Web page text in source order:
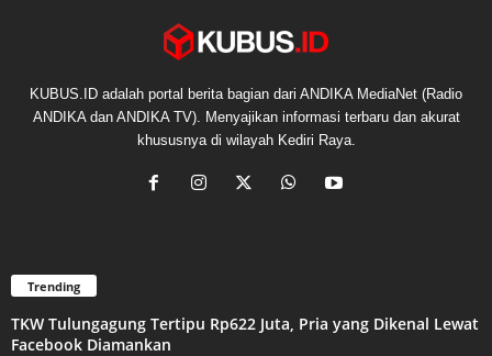
KUBUS.ID adalah portal berita bagian dari ANDIKA MediaNet (Radio
ANDIKA dan ANDIKA TV). Menyajikan informasi terbaru dan akurat
khususnya di wilayah Kediri Raya.
Trending
TKW Tulungagung Tertipu Rp622 Juta, Pria yang Dikenal Lewat
Facebook Diamankan